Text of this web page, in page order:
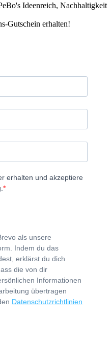
Ideenreich, Nachhaltigkeit
Gutschein erhalten!
erhalten und akzeptiere
als unsere
Indem du das
erklärst du dich
die von dir
Informationen
übertragen
Datenschutzrichtlinien